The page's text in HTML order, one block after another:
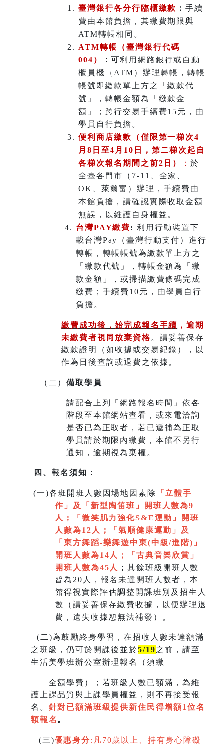
臺灣銀行各分行臨櫃繳款 ： 手續
費由本館負擔，其繳費期限與
ATM轉帳相同。
ATM轉帳（臺灣銀行代碼
004）
：可利用網路銀行或自動
櫃員機（ATM）辦理轉帳，轉帳
帳號即繳款單上方之「繳款代
號」，轉帳金額為「繳款金
額」；跨行交易手續費15元，由
學員自行負擔。
便利商店繳款（僅限第一梯次4
月8日至4月10日，第二梯次起自
各梯次報名期間之前2日）
： 於
全臺各門市（7-11、全家、
OK、萊爾富）辦理 ， 手續費由
本館負擔，請確認實際收取金額
無誤，以維護自身權益。
台灣PAY繳費: 利用行動裝置下
載台灣Pay（臺灣行動支付）進行
轉帳，轉帳帳號為繳款單上方之
「繳款代號」，轉帳金額為「繳
款金額」，或掃描繳費條碼完成
繳費；手續費10元，由學員自行
負擔。
繳費成功後，始完成報名手續 ，逾期
未繳費者視同放棄資格。請妥善保存
繳款證明（如收據或交易紀錄），以
作為日後查詢或退費之依據。
（二） 備取學員
請配合上列「網路報名時間」依各
階段至本館網站查看，或來電洽詢
是否已為正取者，若已遞補為正取
學員請於期限內繳費，本館不另行
通知，逾期視為棄權。
四、報名須知：
(一)各班開班人數因場地因素除
「立體手
作」及「新型陶笛班」開班人數為9
人
；
「微笑肌力強化S&E運動」開班
人數為12人；「氣順健康運動」及
「 東方舞蹈-樂舞遊中東(中級/進階)」
開班人數為14人
； 「 古典音樂欣賞 」
開班人數為45人
； 其餘班級開班人數
皆為20人，報名未達開班人數者，本
館得視實際評估調整開課班別及招生人
數（請妥善保存繳費收據，以便辦理退
費，遺失收據恕無法補發）。
( 二)為鼓勵終身學習，在招收人數未達額滿
之班級，仍可於開課後並於5/19之前，請至
生活美學班辦公室辦理報名（須繳
全額學費）；若班級人數已額滿，為維
護上課品質與上課學員權益，則不再接受報
名。 針對已額滿班級提供新住民得增額1 位名
額報名 。
(三)優惠身分: 凡70歲以上、持有身心障礙